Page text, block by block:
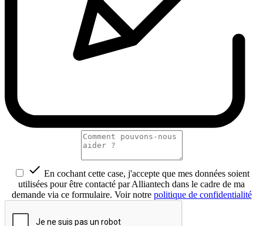
 En cochant cette case, j'accepte que mes données soient
utilisées pour être contacté par Alliantech dans le cadre de ma
demande via ce formulaire. Voir notre politique de confidentialité